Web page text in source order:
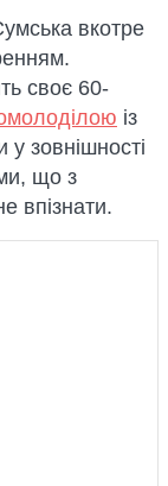
вкотре
своє 60-
із
зовнішності
що з
впізнати.